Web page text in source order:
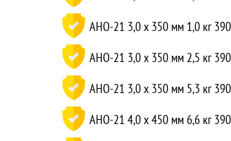
АНО-21 3,0 x 350 мм 1,0 кг
АНО-21 3,0 x 350 мм 2,5 кг
АНО-21 3,0 x 350 мм 5,3 кг
АНО-21 4,0 x 450 мм 6,6 кг